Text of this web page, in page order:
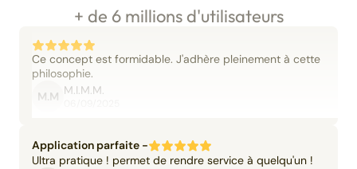
+ de 6 millions d'utilisateurs
Ce concept est formidable. J'adhère pleinement à cette
philosophie.
M.M M.I.M.M.
Application parfaite -
Ultra pratique ! permet de rendre service à quelqu'un !